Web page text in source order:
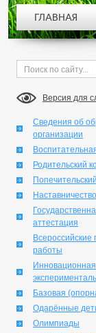
Версия для
Сведения об
организации
Родительский
Наставничество
аттестация
работы
Базовая
Одарённые
Олимпиады
ГЛАВНАЯ